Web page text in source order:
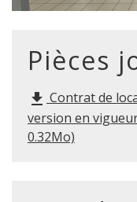
Pièces
file_download Contrat de
version en
0.32Mo)